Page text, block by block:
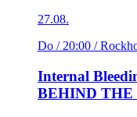
27.08.
Do / 20:00 /
Internal
BEHIND